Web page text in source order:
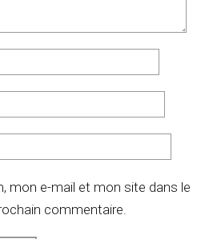
mon e-mail et mon site dans le
commentaire.